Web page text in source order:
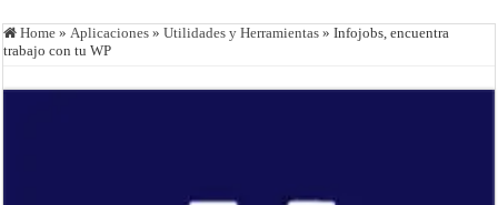
Home » Aplicaciones » Utilidades y Herramientas » Infojobs, encuentra
trabajo con tu WP